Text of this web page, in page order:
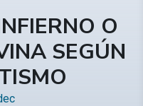
O
SEGÚN